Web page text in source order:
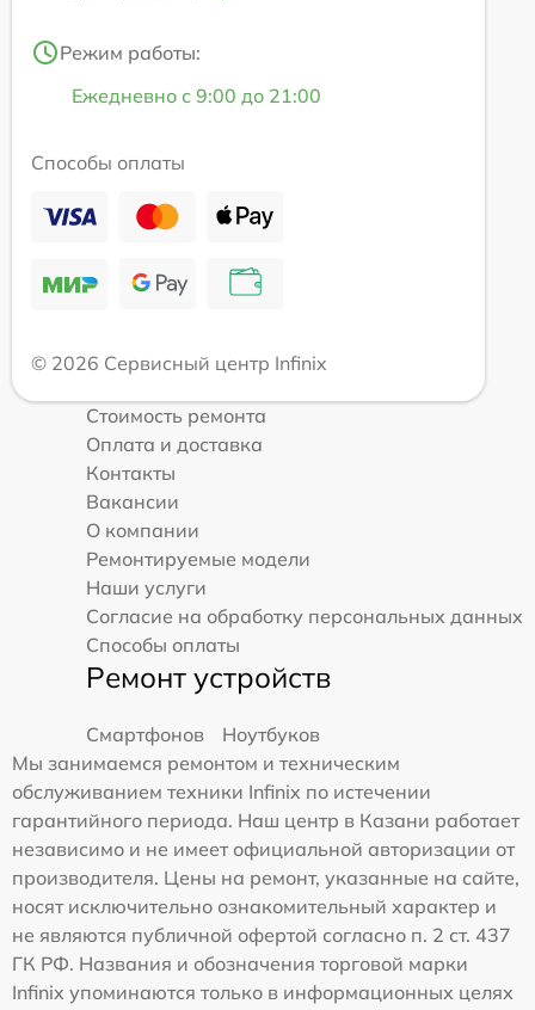
Режим работы:
Ежедневно с 9:00 до 21:00
Способы оплаты
© 2026 Сервисный центр Infinix
Стоимость ремонта
Оплата и доставка
Контакты
Вакансии
О компании
Ремонтируемые модели
Наши услуги
Согласие на обработку персональных данных
Способы оплаты
Ремонт устройств
Смартфонов
Ноутбуков
Мы занимаемся ремонтом и техническим
обслуживанием техники Infinix по истечении
гарантийного периода. Наш центр в Казани работает
независимо и не имеет официальной авторизации от
производителя. Цены на ремонт, указанные на сайте,
носят исключительно ознакомительный характер и
не являются публичной офертой согласно п. 2 ст. 437
ГК РФ. Названия и обозначения торговой марки
Infinix упоминаются только в информационных целях